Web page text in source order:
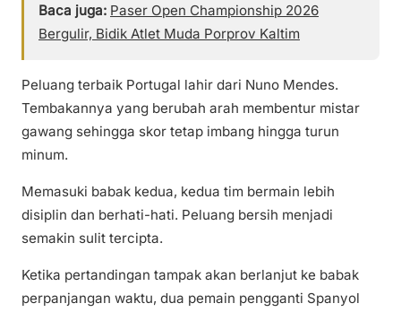
Baca juga: Paser Open Championship 2026
Bergulir, Bidik Atlet Muda Porprov Kaltim
Peluang terbaik Portugal lahir dari Nuno Mendes.
Tembakannya yang berubah arah membentur mistar
gawang sehingga skor tetap imbang hingga turun
minum.
Memasuki babak kedua, kedua tim bermain lebih
disiplin dan berhati-hati. Peluang bersih menjadi
semakin sulit tercipta.
Ketika pertandingan tampak akan berlanjut ke babak
perpanjangan waktu, dua pemain pengganti Spanyol